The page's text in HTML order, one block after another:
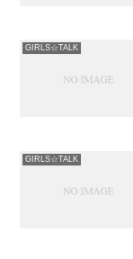
GIRLS☆TALK
GIRLS☆TALK